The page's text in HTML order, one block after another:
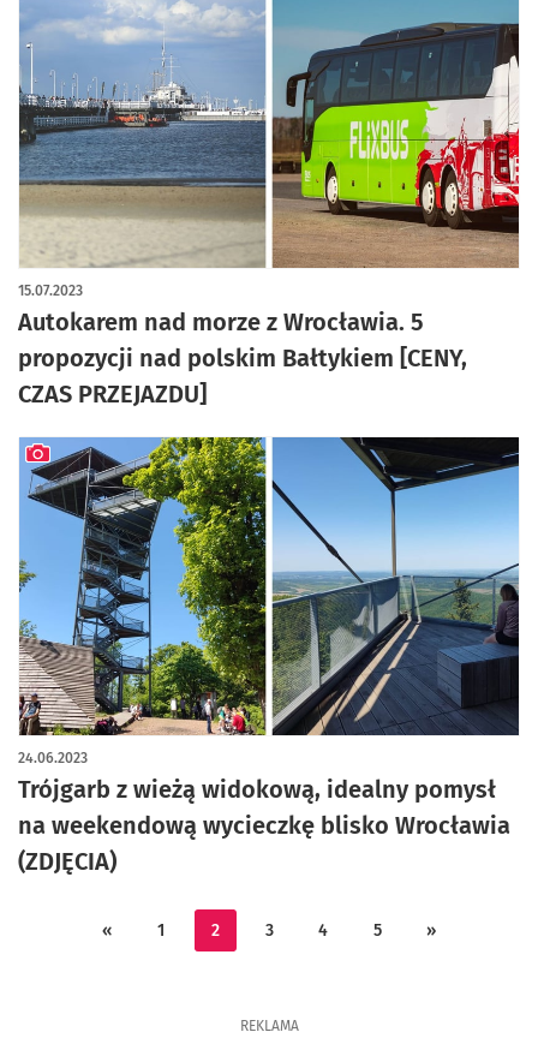
Autokarem nad morze z Wrocławia. 5
propozycji nad polskim Bałtykiem [CENY,
CZAS PRZEJAZDU]
15.07.2023
artykuł z galerią zdjęć
Trójgarb z wieżą widokową, idealny pomysł
na weekendową wycieczkę blisko Wrocławia
(ZDJĘCIA)
24.06.2023
artykuł z galerią zdjęć
« 1 2 3 4 5 »
REKLAMA